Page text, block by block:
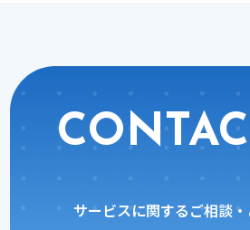
サービスに関するご相談・